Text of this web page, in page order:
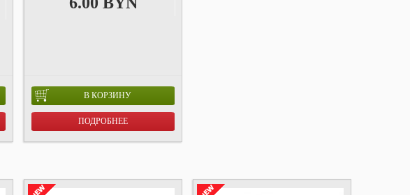
В КОРЗИНУ
ПОДРОБНЕЕ